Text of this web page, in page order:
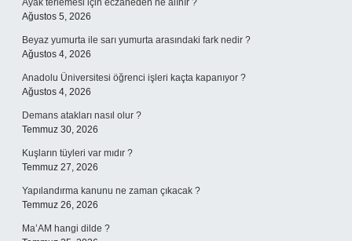
Ayak terlemesi için eczaneden ne alınır ?
Ağustos 5, 2026
Beyaz yumurta ile sarı yumurta arasındaki fark nedir ?
Ağustos 4, 2026
Anadolu Üniversitesi öğrenci işleri kaçta kapanıyor ?
Ağustos 4, 2026
Demans atakları nasıl olur ?
Temmuz 30, 2026
Kuşların tüyleri var mıdır ?
Temmuz 27, 2026
Yapılandırma kanunu ne zaman çıkacak ?
Temmuz 26, 2026
Ma’AM hangi dilde ?